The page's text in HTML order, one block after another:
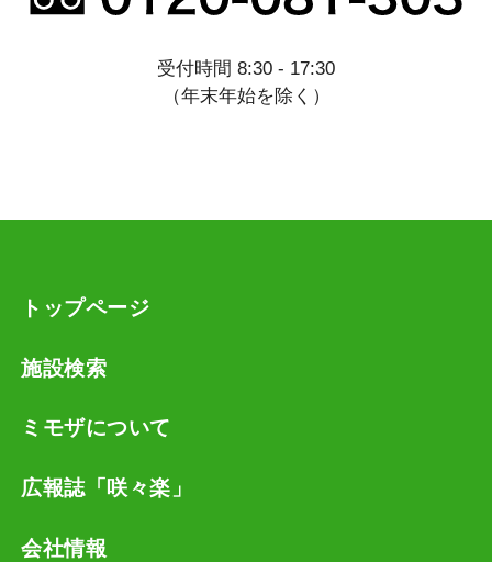
受付時間 8:30 - 17:30
（年末年始を除く）
トップページ
施設検索
ミモザについて
広報誌「咲々楽」
会社情報